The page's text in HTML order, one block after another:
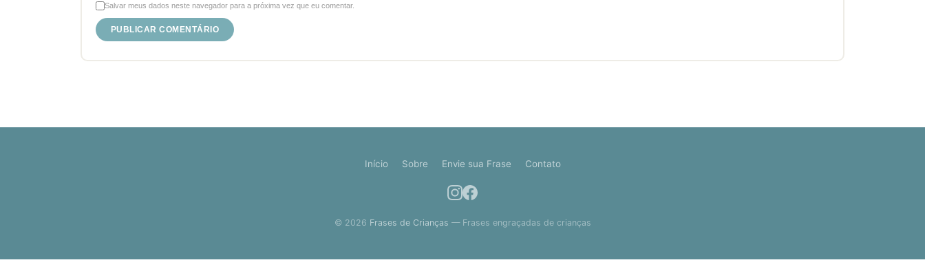
Salvar meus dados neste navegador para a próxima vez que eu comentar.
Início Sobre Envie sua Frase Contato
© 2026 Frases de Crianças — Frases engraçadas de crianças